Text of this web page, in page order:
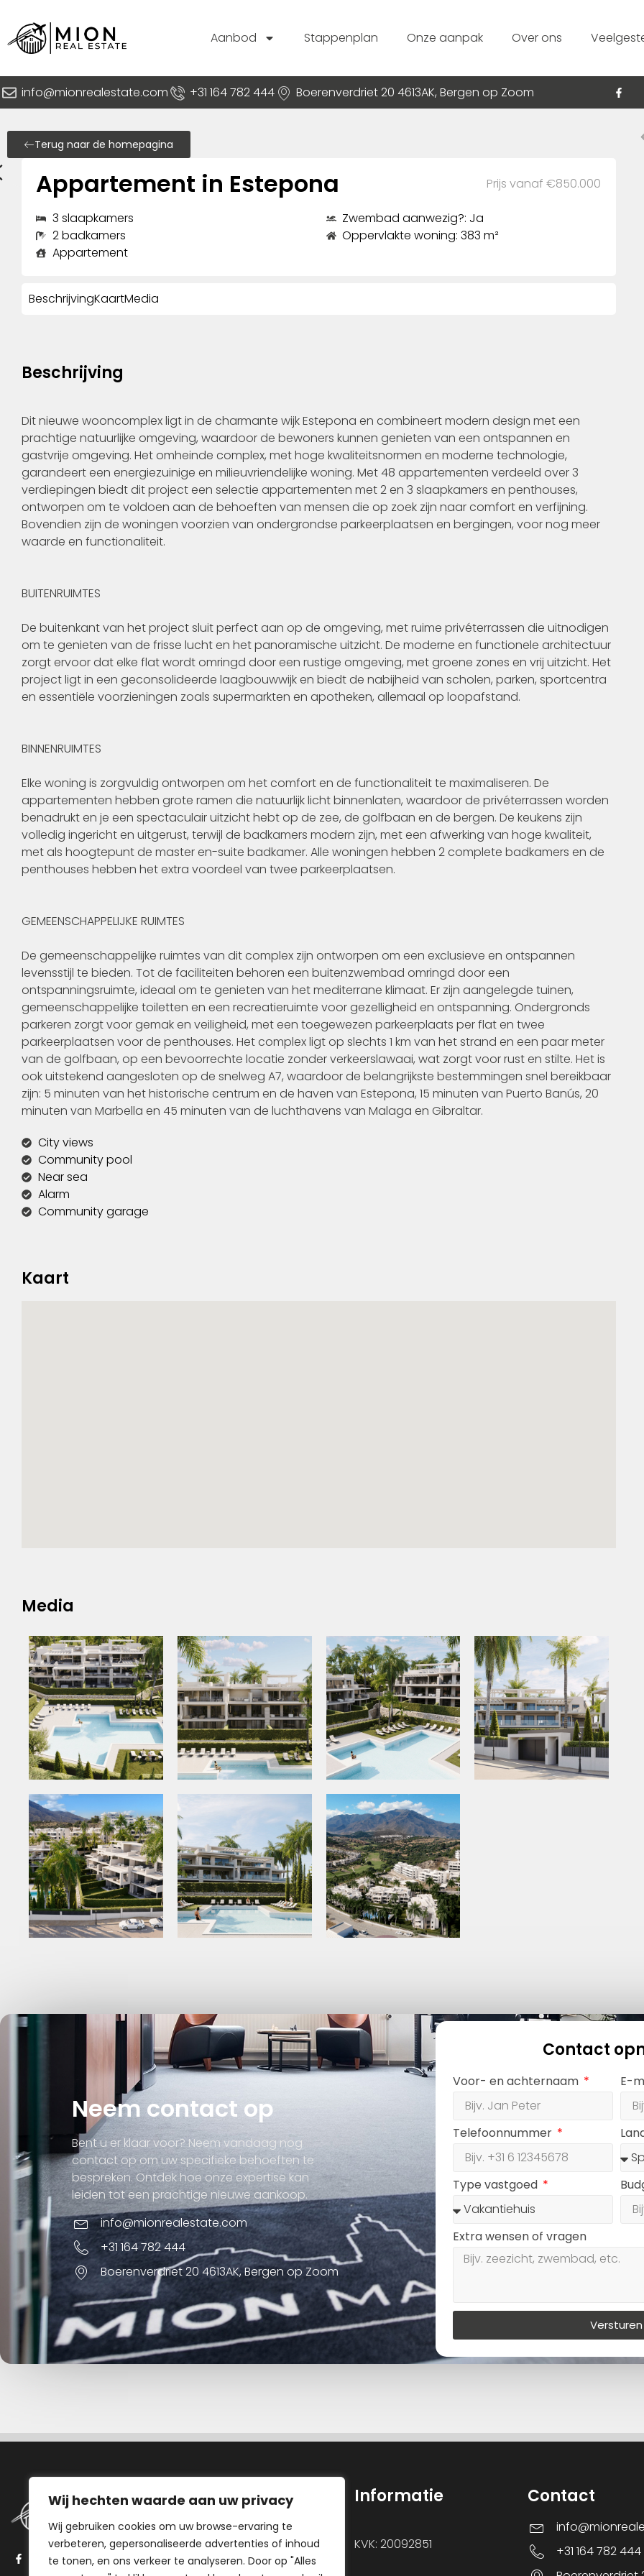
Wij hechten waarde aan uw privacy
Wij gebruiken cookies om uw browse-ervaring te
verbeteren, gepersonaliseerde advertenties of inhoud
te tonen, en ons verkeer te analyseren. Door op "Alles
Aanbod Stappenplan Onze aanpak Over ons
info@mionrealestate.com +31 164 782 444 Boerenverdriet 20 4613AK, Bergen op Zoom
Terug naar de homepagina
Appartement in Estepona Prijs vanaf €850.000
3 slaapkamers
2 badkamers
Appartement
Zwembad aanwezig?: Ja
Oppervlakte woning: 383 m²
BeschrijvingKaartMedia
Beschrijving
Dit nieuwe wooncomplex ligt in de charmante wijk Estepona en combineert modern design met een
prachtige natuurlijke omgeving, waardoor de bewoners kunnen genieten van een ontspannen en
gastvrije omgeving. Het omheinde complex, met hoge kwaliteitsnormen en moderne technologie,
garandeert een energiezuinige en milieuvriendelijke woning. Met 48 appartementen verdeeld over 3
verdiepingen biedt dit project een selectie appartementen met 2 en 3 slaapkamers en penthouses,
ontworpen om te voldoen aan de behoeften van mensen die op zoek zijn naar comfort en verfijning.
Bovendien zijn de woningen voorzien van ondergrondse parkeerplaatsen en bergingen, voor nog meer
waarde en functionaliteit.
BUITENRUIMTES
De buitenkant van het project sluit perfect aan op de omgeving, met ruime privéterrassen die uitnodigen
om te genieten van de frisse lucht en het panoramische uitzicht. De moderne en functionele architectuur
zorgt ervoor dat elke flat wordt omringd door een rustige omgeving, met groene zones en vrij uitzicht. Het
project ligt in een geconsolideerde laagbouwwijk en biedt de nabijheid van scholen, parken, sportcentra
en essentiële voorzieningen zoals supermarkten en apotheken, allemaal op loopafstand.
BINNENRUIMTES
Elke woning is zorgvuldig ontworpen om het comfort en de functionaliteit te maximaliseren. De
appartementen hebben grote ramen die natuurlijk licht binnenlaten, waardoor de privéterrassen worden
benadrukt en je een spectaculair uitzicht hebt op de zee, de golfbaan en de bergen. De keukens zijn
volledig ingericht en uitgerust, terwijl de badkamers modern zijn, met een afwerking van hoge kwaliteit,
met als hoogtepunt de master en-suite badkamer. Alle woningen hebben 2 complete badkamers en de
penthouses hebben het extra voordeel van twee parkeerplaatsen.
GEMEENSCHAPPELIJKE RUIMTES
De gemeenschappelijke ruimtes van dit complex zijn ontworpen om een exclusieve en ontspannen
levensstijl te bieden. Tot de faciliteiten behoren een buitenzwembad omringd door een
ontspanningsruimte, ideaal om te genieten van het mediterrane klimaat. Er zijn aangelegde tuinen,
gemeenschappelijke toiletten en een recreatieruimte voor gezelligheid en ontspanning. Ondergronds
parkeren zorgt voor gemak en veiligheid, met een toegewezen parkeerplaats per flat en twee
parkeerplaatsen voor de penthouses. Het complex ligt op slechts 1 km van het strand en een paar meter
van de golfbaan, op een bevoorrechte locatie zonder verkeerslawaai, wat zorgt voor rust en stilte. Het is
ook uitstekend aangesloten op de snelweg A7, waardoor de belangrijkste bestemmingen snel bereikbaar
zijn: 5 minuten van het historische centrum en de haven van Estepona, 15 minuten van Puerto Banús, 20
minuten van Marbella en 45 minuten van de luchthavens van Malaga en Gibraltar.
City views
Community pool
Near sea
Alarm
Community garage
Kaart
Media
Neem contact op
Bent u er klaar voor? Neem vandaag nog
contact op om uw specifieke behoeften te
bespreken. Ontdek hoe onze expertise kan
leiden tot een prachtige nieuwe aankoop.
info@mionrealestate.com
+31 164 782 444
Boerenverdriet 20 4613AK, Bergen op Zoom
Contact
Voor- en achternaam E-
Telefoonnummer
Type vastgoed
Extra wensen of vragen
Versturen
Navigatie
Aanbod
Stappenplan
Onze aanpak
Informatie
KVK: 20092851
Contact
+31 164 782 444